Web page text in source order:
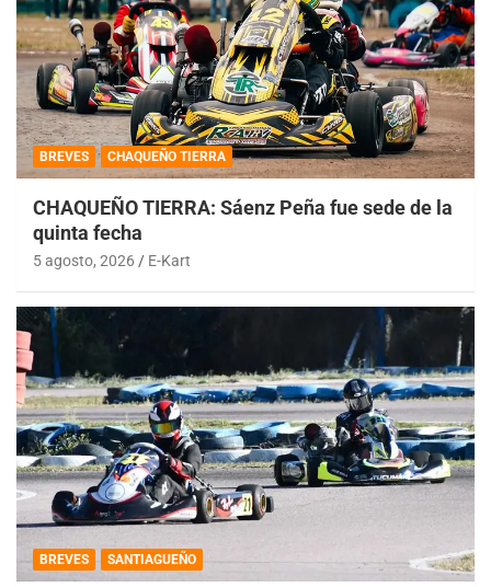
BREVES CHAQUEÑO TIERRA
CHAQUEÑO TIERRA: Sáenz Peña fue sede de la
quinta fecha
5 agosto, 2026 E-Kart
BREVES SANTIAGUEÑO